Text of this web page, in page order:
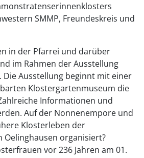
SMMP, Freundeskreis und
in der Pfarrei und darüber
im Rahmen der Ausstellung
Die Ausstellung beginnt mit einer
Klostergartenmuseum die
Informationen und
Auf der Nonnenempore und
Klosterleben der
Oelinghausen organisiert?
vor 236 Jahren am 01.